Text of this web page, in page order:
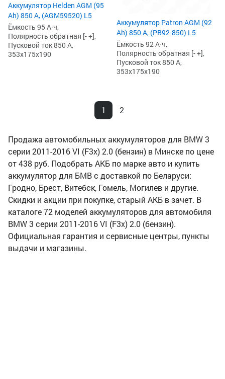
Аккумулятор Helden AGM (95
Ah) 850 А, (AGM59520) L5
Ёмкость 95 А·ч,
Полярность обратная [- +],
Пусковой ток 850 А,
353x175x190
Аккумулятор Patron AGM (92
Ah) 850 А, (PB92-850) L5
Ёмкость 92 А·ч,
Полярность обратная [- +],
Пусковой ток 850 А,
353x175x190
1 2
Продажа автомобильных аккумуляторов для BMW 3
серии 2011-2016 VI (F3x) 2.0 (бензин) в Минске по цене
от 438 руб. Подобрать АКБ по марке авто и купить
аккумулятор для БМВ с доставкой по Беларуси:
Гродно, Брест, Витебск, Гомель, Могилев и другие.
Скидки и акции при покупке, старый АКБ в зачет. В
каталоге 72 моделей аккумуляторов для автомобиля
BMW 3 серии 2011-2016 VI (F3x) 2.0 (бензин).
Официальная гарантия и сервисные центры, пункты
выдачи и магазины.